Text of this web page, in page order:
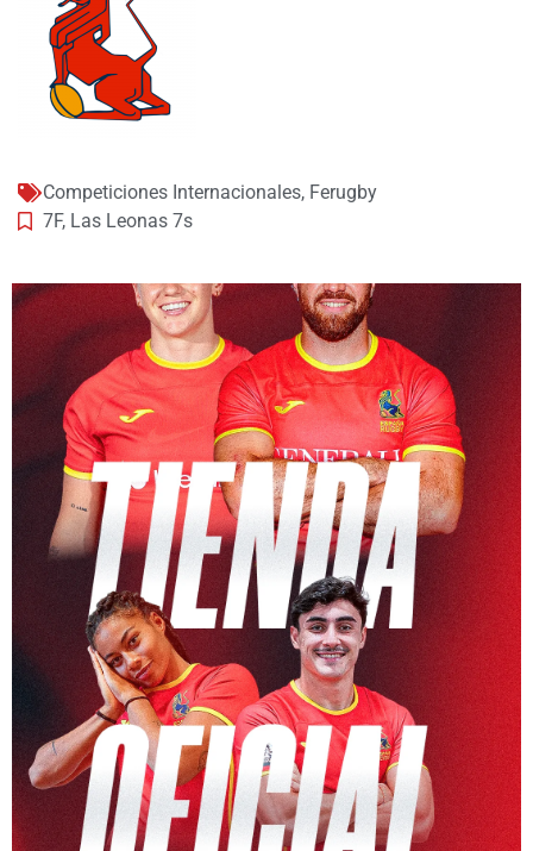
Competiciones Internacionales, Ferugby
7F, Las Leonas 7s